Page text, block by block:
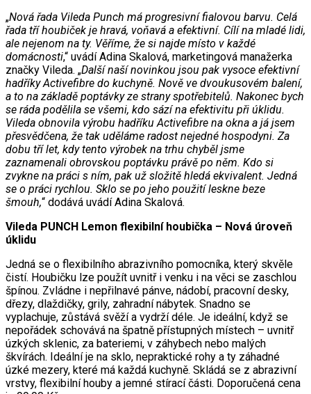
„Nová řada Vileda Punch má progresivní fialovou barvu. Celá
řada tří houbiček je hravá, voňavá a efektivní. Cílí na mladé lidi,
ale nejenom na ty. Věříme, že si najde místo v každé
domácnosti,“ uvádí Adina Skalová, marketingová manažerka
značky Vileda. „Další naší novinkou jsou pak vysoce efektivní
hadříky Activefibre do kuchyně. Nově ve dvoukusovém balení,
a to na základě poptávky ze strany spotřebitelů. Nakonec bych
se ráda podělila se všemi, kdo sází na efektivitu při úklidu.
Vileda obnovila výrobu hadříku Activefibre na okna a já jsem
přesvědčena, že tak uděláme radost nejedné hospodyni. Za
dobu tří let, kdy tento výrobek na trhu chyběl jsme
zaznamenali obrovskou poptávku právě po něm. Kdo si
zvykne na práci s ním, pak už složitě hledá ekvivalent. Jedná
se o práci rychlou. Sklo se po jeho použití leskne beze
šmouh,“ dodává uvádí Adina Skalová.
Vileda PUNCH Lemon flexibilní houbička – Nová úroveň
úklidu
Jedná se o flexibilního abrazivního pomocníka, který skvěle
čistí. Houbičku lze použít uvnitř i venku i na věci se zaschlou
špínou. Zvládne i nepřilnavé pánve, nádobí, pracovní desky,
dřezy, dlaždičky, grily, zahradní nábytek. Snadno se
vyplachuje, zůstává svěží a vydrží déle. Je ideální, když se
nepořádek schovává na špatně přístupných místech – uvnitř
úzkých sklenic, za bateriemi, v záhybech nebo malých
škvírách. Ideální je na sklo, nepraktické rohy a ty záhadné
úzké mezery, které má každá kuchyně. Skládá se z abrazivní
vrstvy, flexibilní houby a jemné stírací části. Doporučená cena